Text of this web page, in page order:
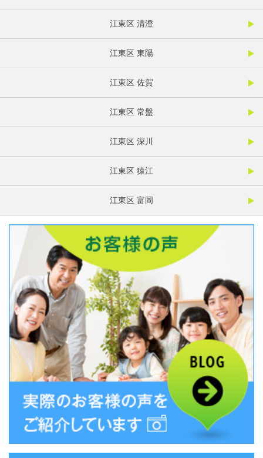
江東区 清澄
江東区 東陽
江東区 佐賀
江東区 常盤
江東区 深川
江東区 猿江
江東区 富岡